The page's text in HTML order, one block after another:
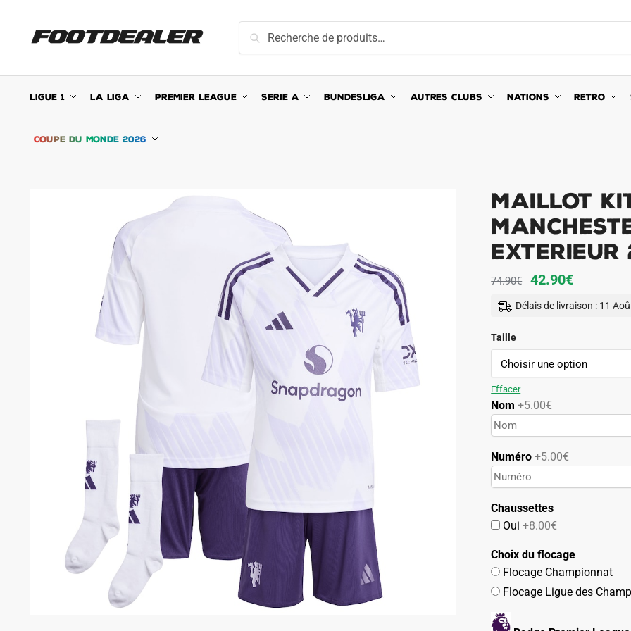
navigation
content
pour :
Recherche
LIGUE 1 LA LIGA PREMIER LEAGUE SERIE A BUNDESLIGA AUTRES CLUBS NATIONS RETRO
COUPE DU MONDE 2026
Maillot
Exterieur
74.90€
Le
prix
74.90€.
42.90€Le
prix
42.90€.
Délais de livraison : 11
Taille
Effacer
Nom +5.00€
Numéro+5.00€
Chaussettes
Oui+8.00€
Choix du flocage
Flocage Championnat
Flocage Ligue des